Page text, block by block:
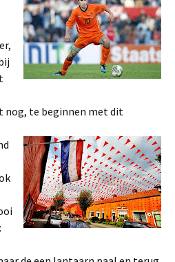
nog, te beginnen met dit